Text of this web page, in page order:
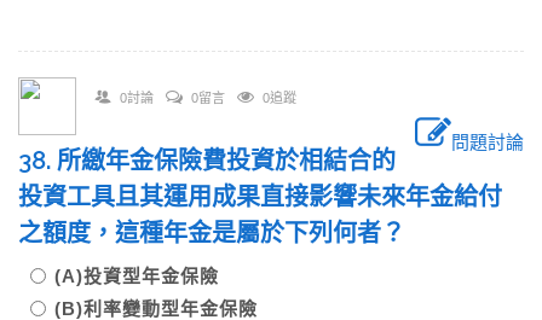
0討論 0留言 0追蹤
問題討論
38. 所繳年金保險費投資於相結合的
投資工具且其運用成果直接影響未來年金給付
之額度，這種年金是屬於下列何者？
(A)投資型年金保險
(B)利率變動型年金保險